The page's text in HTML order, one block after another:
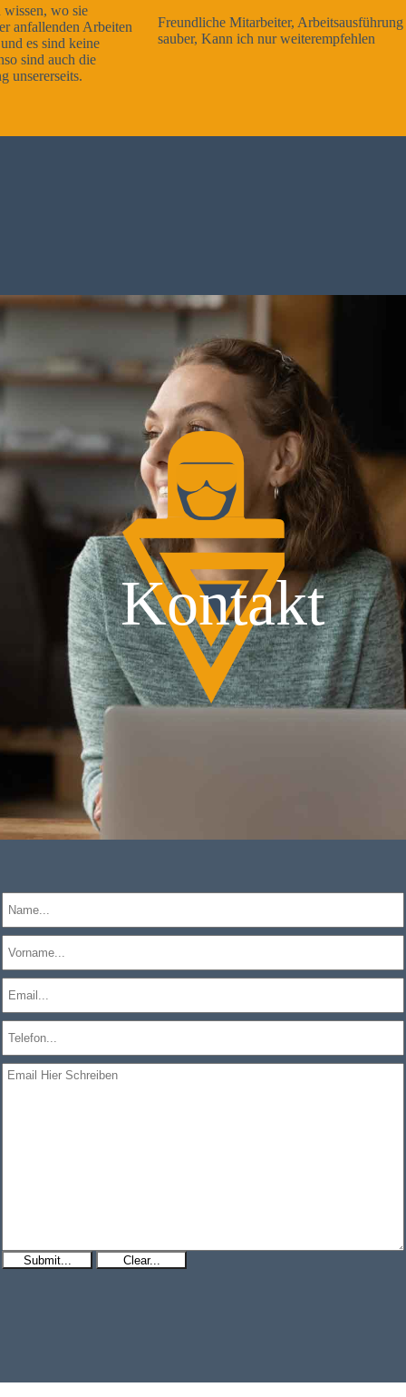
Freundliche Mitarbeiter, Arbeitsausführung sehr gut und sehr
sauber, Kann ich nur weiterempfehlen
Kontakt
Submit... Clear...